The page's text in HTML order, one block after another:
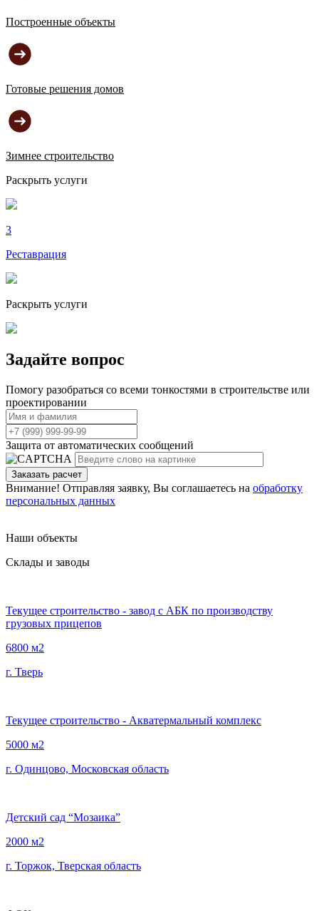
Построенные объекты
Готовые решения домов
Зимнее строительство
Раскрыть услуги
3
Реставрация
Раскрыть услуги
Задайте вопрос
Помогу разобраться со всеми тонкостями в строительстве или
проектировании
Защита от автоматических сообщений
Внимание! Отправляя заявку, Вы соглашаетесь на обработку
персональных данных
Наши объекты
Склады и заводы
Текущее строительство - завод с АБК по производству
грузовых прицепов
6800 м2
г. Тверь
Текущее строительство - Акватермальный комплекс
5000 м2
г. Одинцово, Московская область
Детский сад “Мозаика”
2000 м2
г. Торжок, Тверская область